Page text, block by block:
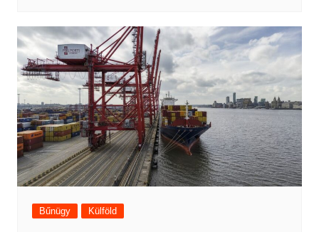
Bűnügy Külföld